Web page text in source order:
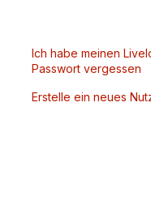
Ich habe meinen
Passwort vergessen
Erstelle ein neues